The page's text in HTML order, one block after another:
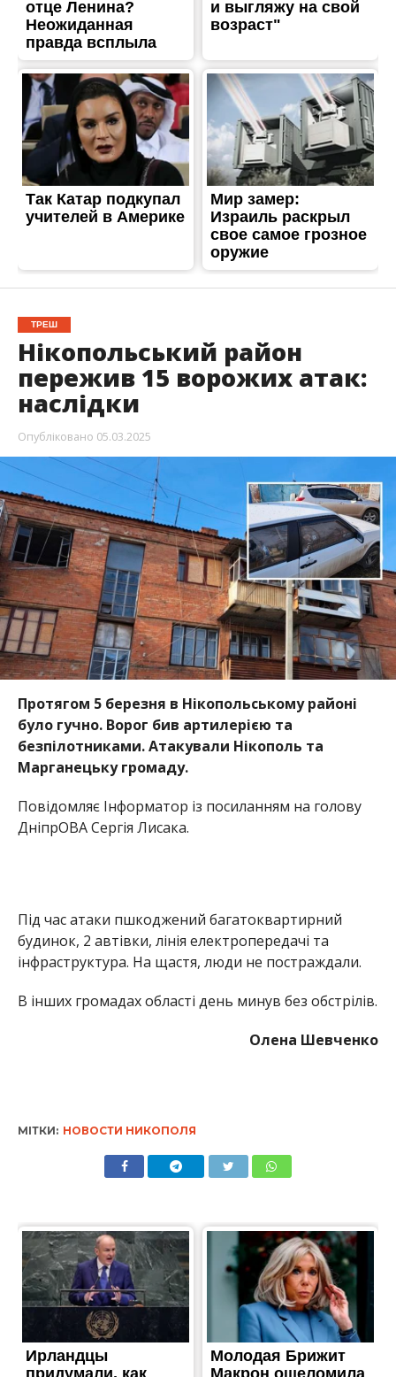
ТРЕШ
Нікопольський район
пережив 15 ворожих атак:
наслідки
Опубліковано 05.03.2025
Протягом 5 березня в Нікопольському районі
було гучно. Ворог бив артилерією та
безпілотниками. Атакували Нікополь та
Марганецьку громаду.
Повідомляє Інформатор із посиланням на голову
ДніпрОВА Сергія Лисака.
Під час атаки пшкоджений багатоквартирний
будинок, 2 автівки, лінія електропередачі та
інфраструктура. На щастя, люди не постраждали.
В інших громадах області день минув без обстрілів.
Олена Шевченко
МІТКИ: НОВОСТИ НИКОПОЛЯ